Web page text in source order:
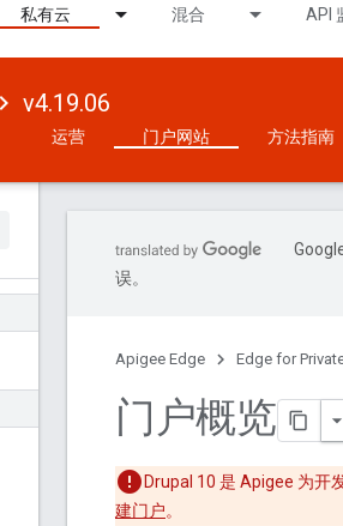
私有云 混合 API
v4.19.06
运营 门户网站 方法指南
误。
Apigee Edge Edge for
门户概览
Drupal 10 是 Apigee 为开
建门户。